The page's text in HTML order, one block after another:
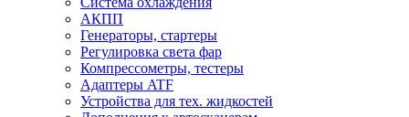
АКПП
Генераторы, стартеры
Регулировка света фар
Компрессометры, тестеры
Адаптеры ATF
Устройства для тех. жидкостей